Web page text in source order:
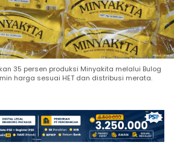
35 persen produksi Minyakita melalui Bulog
harga sesuai HET dan distribusi merata.